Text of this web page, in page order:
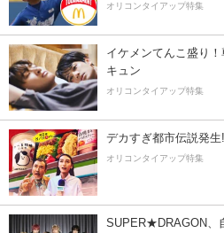
オリコンタイアップ特集
イケメンてんこ盛り
キュン
オリコンタイアップ特集
デカすぎ都市伝説発
オリコンタイアップ特集
SUPER★DRAGON、